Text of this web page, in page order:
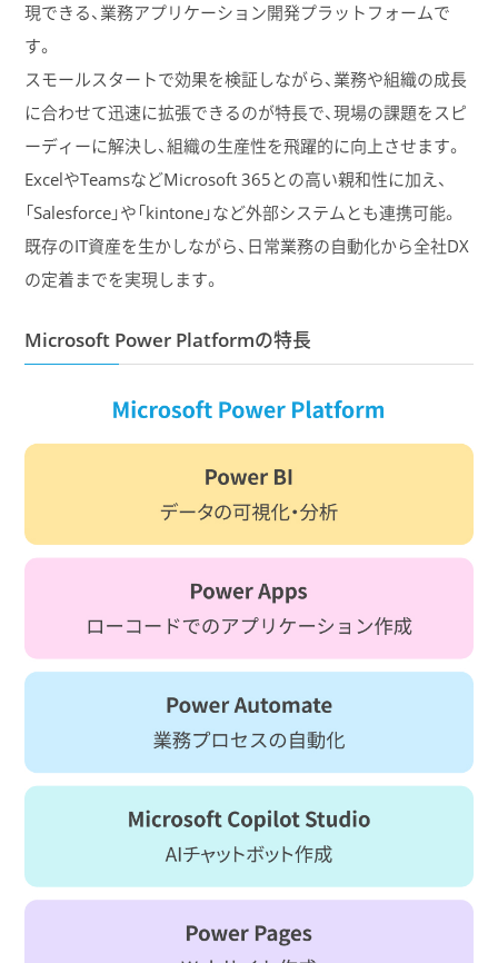
現できる、業務アプリケーション開発プラットフォームで
す。
スモールスタートで効果を検証しながら、業務や組織の成長
に合わせて迅速に拡張できるのが特長で、現場の課題をスピ
ーディーに解決し、組織の生産性を飛躍的に向上させます。
ExcelやTeamsなどMicrosoft 365との高い親和性に加え、
「Salesforce」や「kintone」など外部システムとも連携可能。
既存のIT資産を生かしながら、日常業務の自動化から全社DX
の定着までを実現します。
Microsoft Power Platformの特長